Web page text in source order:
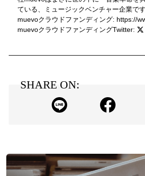
ている、ミュージックベンチャー企業です
muevoクラウドファンディング: https://
muevoクラウドファンディングTwitter:
SHARE ON: